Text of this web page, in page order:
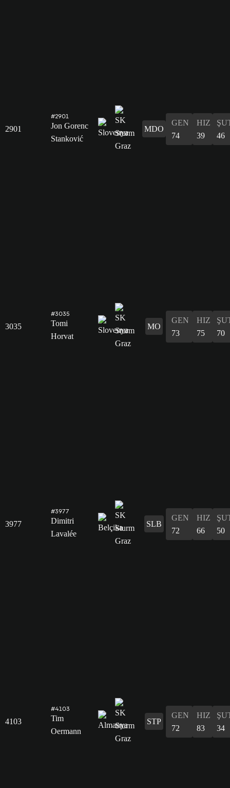
2901
#2901
Jon Gorenc
Stanković
MDO
GEN
74
HIZ
39
46
3035
#3035
Tomi
Horvat
MO
GEN
73
HIZ
75
70
3977
#3977
Dimitri
Lavalée
SLB
GEN
72
HIZ
66
50
4103
#4103
Tim
Oermann
STP
GEN
72
HIZ
83
34